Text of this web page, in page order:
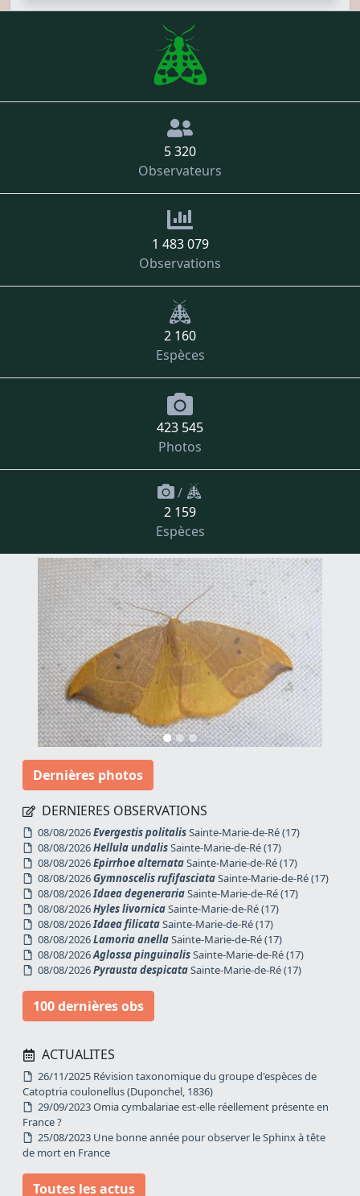
5 320
Observateurs
1 483 079
Observations
2 160
Espèces
423 545
Photos
/
2 159
Espèces
Dernières photos
DERNIERES OBSERVATIONS
08/08/2026Evergestis politalisSainte-Marie-de-Ré (17)
08/08/2026Hellula undalisSainte-Marie-de-Ré (17)
08/08/2026Epirrhoe alternataSainte-Marie-de-Ré (17)
08/08/2026Gymnoscelis rufifasciataSainte-Marie-de-Ré (17)
08/08/2026Idaea degenerariaSainte-Marie-de-Ré (17)
08/08/2026Hyles livornicaSainte-Marie-de-Ré (17)
08/08/2026Idaea filicataSainte-Marie-de-Ré (17)
08/08/2026Lamoria anellaSainte-Marie-de-Ré (17)
08/08/2026Aglossa pinguinalisSainte-Marie-de-Ré (17)
08/08/2026Pyrausta despicataSainte-Marie-de-Ré (17)
100 dernières obs
ACTUALITES
26/11/2025 Révision taxonomique du groupe d'espèces de
Catoptria coulonellus (Duponchel, 1836)
29/09/2023 Omia cymbalariae est-elle réellement présente en
France ?
25/08/2023 Une bonne année pour observer le Sphinx à tête
de mort en France
Toutes les actus